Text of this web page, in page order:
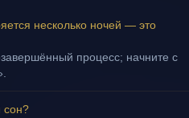
несколько ночей — это
процесс; начните с
сон?